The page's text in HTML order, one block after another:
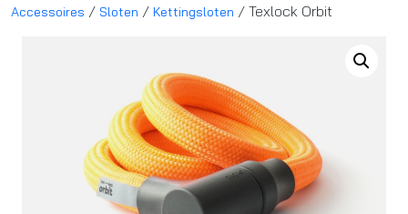
Accessoires / Sloten / Kettingsloten / Texlock Orbit